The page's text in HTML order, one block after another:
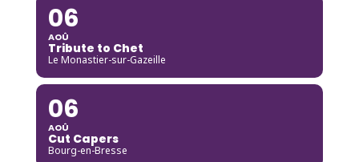
06
AOÛ
Tribute to Chet
Le Monastier-sur-Gazeille
06
AOÛ
Cut Capers
Bourg-en-Bresse